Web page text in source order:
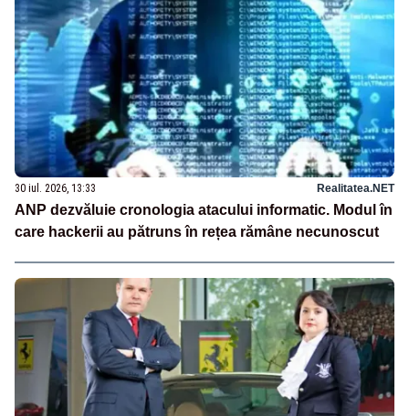
30 iul. 2026, 13:33 Realitatea.NET
ANP dezvăluie cronologia atacului informatic. Modul în
care hackerii au pătruns în rețea rămâne necunoscut